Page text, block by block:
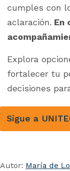
cumples con
aclaración. En
Explora
fortalecer tu
decisiones
Sigue a
Autor: María de